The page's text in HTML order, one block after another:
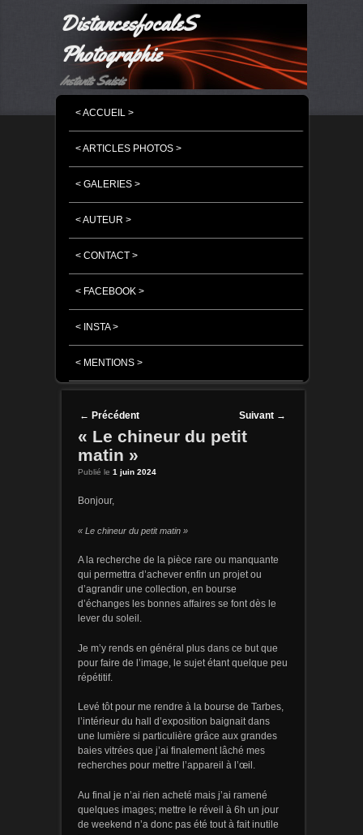
DistancesfocaleS
Photographie
Instants Saisis
MASQUER LA NAVIGATION PRINCIPALE
MASQUER LA NAVIGATION SECONDAIRE
< ACCUEIL >
< ARTICLES PHOTOS >
< GALERIES >
< AUTEUR >
< CONTACT >
< FACEBOOK >
< INSTA >
< MENTIONS >
Post navigation
← Précédent Suivant →
« Le chineur du petit
matin »
Publié le 1 juin 2024
Bonjour,
« Le chineur du petit matin »
A la recherche de la pièce rare ou manquante
qui permettra d’achever enfin un projet ou
d’agrandir une collection, en bourse
d’échanges les bonnes affaires se font dès le
lever du soleil.
Je m’y rends en général plus dans ce but que
pour faire de l’image, le sujet étant quelque peu
répétitif.
Levé tôt pour me rendre à la bourse de Tarbes,
l’intérieur du hall d’exposition baignait dans
une lumière si particulière grâce aux grandes
baies vitrées que j’ai finalement lâché mes
recherches pour mettre l’appareil à l’œil.
Au final je n’ai rien acheté mais j’ai ramené
quelques images; mettre le réveil à 6h un jour
de weekend n’a donc pas été tout à fait inutile